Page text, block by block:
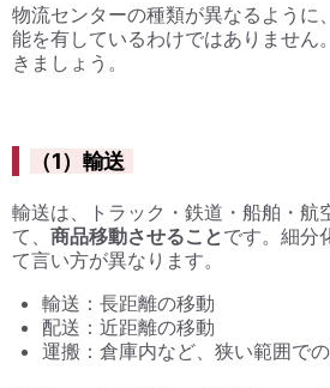
物流センターの種類が異なるように
能を有しているわけではありません
きましょう。
（1）輸送
輸送は、トラック・鉄道・船舶・航
て、 商品移動させることです。細分
て言い方が異なります。
輸送：長距離の移動
配送：近距離の移動
運搬：倉庫内など、狭い範囲で